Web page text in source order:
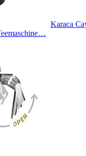
Karaca